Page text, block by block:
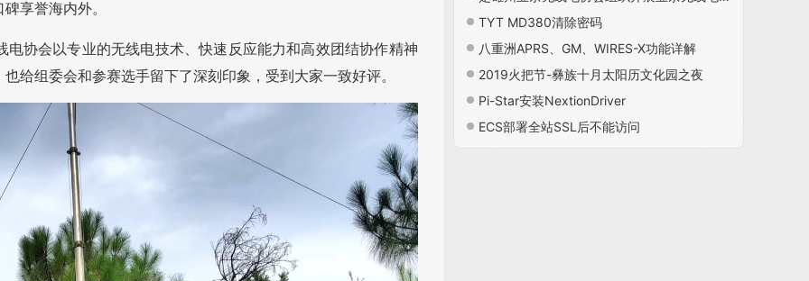
享誉海内外。
协会以专业的无线电技术、快速反应能力和高效团结协作精神
给组委会和参赛选手留下了深刻印象，受到大家一致好评。
TYT MD380清除密码
八重洲APRS、GM、WIRES-X功能详解
2019火把节-彝族十月太阳历文化园之夜
Pi-Star安装NextionDriver
ECS部署全站SSL后不能访问